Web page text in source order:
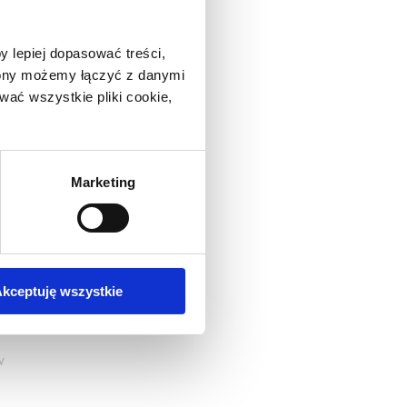
lepiej dopasować treści,
możemy łączyć z danymi
wszystkie pliki cookie,
Marketing
wszystkie